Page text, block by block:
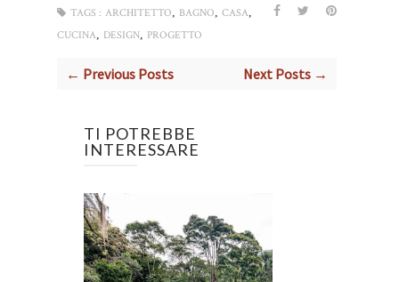
TAGS : ARCHITETTO BAGNO CASA
CUCINA DESIGN PROGETTO
← Previous Posts Next Posts →
TI POTREBBE
INTERESSARE